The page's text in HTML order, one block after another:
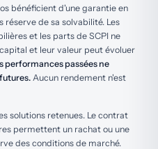
bénéficient d'une garantie en
réserve de sa solvabilité. Les
et les parts de SCPI ne
et leur valeur peut évoluer
performances passées ne
Aucun rendement n'est
solutions retenues. Le contrat
permettent un rachat ou une
des conditions de marché.